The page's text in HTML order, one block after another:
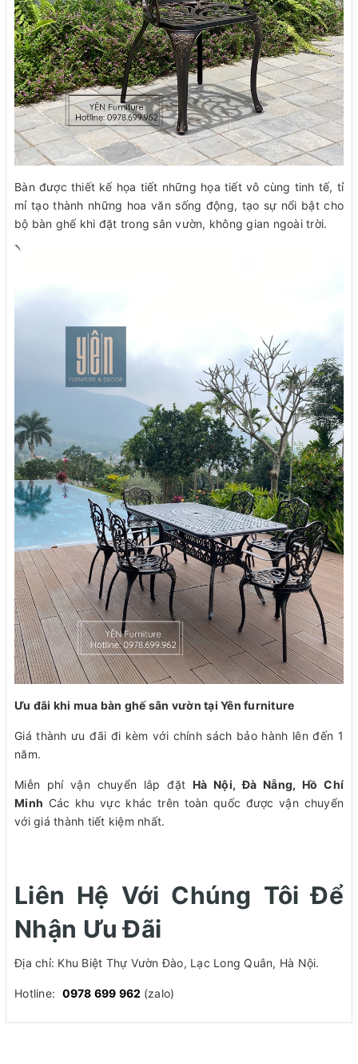
Bàn được thiết kế họa tiết những họa tiết vô cùng tinh tế, tỉ
mỉ tạo thành những hoa văn sống động, tạo sự nổi bật cho
bộ bàn ghế khi đặt trong sân vườn, không gian ngoài trời.
Ưu đãi khi mua bàn ghế sân vườn tại Yên furniture
Giá thành ưu đãi đi kèm với chính sách bảo hành lên đến 1
năm.
Miễn phí vận chuyển lắp đặt Hà Nội, Đà Nẵng, Hồ Chí
Minh Các khu vực khác trên toàn quốc được vận chuyển
với giá thành tiết kiệm nhất.
Liên Hệ Với Chúng Tôi Để
Nhận Ưu Đãi
Địa chỉ: Khu Biệt Thự Vườn Đào, Lạc Long Quân, Hà Nội.
Hotline: 0978 699 962 (zalo)